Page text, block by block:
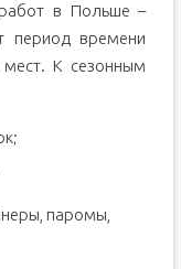
в Польше –
период времени
мест. К сезонным
паромы,